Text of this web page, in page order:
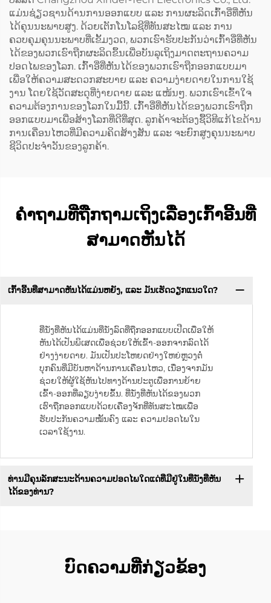
ແມ່ນຊ່ຽວຊານດ້ານການອອກແບບ ແລະ ການຜະລິດເກົ້າອີ່ທີ່ຫັນ
ໄດ້ຄຸນນະພາບສູງ. ດ້ວຍເຕັກໂນໂລຊີທີ່ທັນສະໄໝ ແລະ ການ
ຄວບຄຸມຄຸນນະພາບທີ່ເຂັ້ມງວດ, ພວກເຮົາຮັບປະກັນວ່າເກົ້າອີ່ທີ່ຫັນ
ໄດ້ຂອງພວກເຮົາຖືກຜະລິດຂຶ້ນເພື່ອບັນລຸເຖິງມາດຕະຖານຄວາມ
ປອດໄພຂອງໂລກ. ເກົ້າອີ່ທີ່ຫັນໄດ້ຂອງພວກເຮົາຖືກອອກແບບມາ
ເພື່ອໃຫ້ຄວາມສະດວກສະບາຍ ແລະ ຄວາມງ່າຍດາຍໃນການໃຊ້
ງານ ໂດຍໃຊ້ວັດສະດຸທີ່ງ່າຍດາຍ ແລະ ແໜ້ນໆ. ພວກເຮົາເຂົ້າໃຈ
ຄວາມຕ້ອງການຂອງໂລກໃນມື້ນີ້. ເກົ້າອີ່ທີ່ຫັນໄດ້ຂອງພວກເຮົາຖືກ
ອອກແບບມາເພື່ອສ້າງໂລກທີ່ດີທີ່ສຸດ. ລູກຄ້າຈະຕ້ອງຊື້ວິທີແກ້ໄຂດ້ານ
ການເຄື່ອນໄຫວທີ່ມີຄວາມຄິດສ້າງສັນ ແລະ ຈະຍົກສູງຄຸນນະພາບ
ຊີວິດປະຈຳວັນຂອງລູກຄ້າ.
ຄຳຖາມທີ່ຖືກຖາມເຖິງເລື່ອງເກົ້າອີ້ນທີ່
ສາມາດຫັນໄດ້
ເກົ້າອີ້ນທີ່ສາມາດຫັນໄດ້ແມ່ນຫຍັງ, ແລະ ມັນເຮັດວຽກແນວໃດ?
ທີ່ນັ່ງທີ່ຫັນໄດ້ແມ່ນທີ່ນັ່ງລົດທີ່ຖືກອອກແບບເປີດເພື່ອໃຫ້
ຫັນໄດ້ເປັນພິເສດເພື່ອຊ່ວຍໃຫ້ເຂົ້າ-ອອກຈາກລົດໄດ້
ຢ່າງງ່າຍດາຍ. ມັນເປັນປະໂຫຍດຢ່າງໃຫຍ່ຫຼວງຕໍ່
ບຸກຄົນທີ່ມີບັນຫາດ້ານການເຄື່ອນໄຫວ, ເນື່ອງຈາກມັນ
ຊ່ວຍໃຫ້ຜູ້ໃຊ້ຫັນໄປທາງດ້ານປະຕູເພື່ອການຍ້າຍ
ເຂົ້າ-ອອກທີ່ລຽບງ່າຍຂຶ້ນ. ທີ່ນັ່ງທີ່ຫັນໄດ້ຂອງພວກ
ເຮົາຖືກອອກແບບດ້ວຍເຄື່ອງຈັກທີ່ທັນສະໄໝເພື່ອ
ຮັບປະກັນຄວາມໝັ້ນຄົງ ແລະ ຄວາມປອດໄພໃນ
ເວລາໃຊ້ງານ.
ທ່ານມີຄຸນລັກສະນະດ້ານຄວາມປອດໄພໃດແດ່ທີ່ມີຢູ່ໃນທີ່ນັ່ງທີ່ຫັນ
ໄດ້ຂອງທ່ານ?
ບົດຄວາມທີ່ກ່ຽວຂ້ອງ